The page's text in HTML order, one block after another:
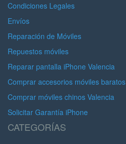
Condiciones Legales
Envíos
Reparación de Móviles
Repuestos móviles
Reparar pantalla iPhone Valencia
Comprar accesorios móviles baratos
Comprar móviles chinos Valencia
Solicitar Garantía iPhone
CATEGORÍAS